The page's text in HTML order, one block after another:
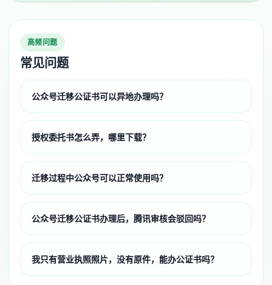
高频问题
常见问题
公众号迁移公证书可以异地办理吗？
授权委托书怎么弄，哪里下载？
迁移过程中公众号可以正常使用吗？
公众号迁移公证书办理后，腾讯审核会驳回吗？
我只有营业执照照片，没有原件，能办公证书吗？